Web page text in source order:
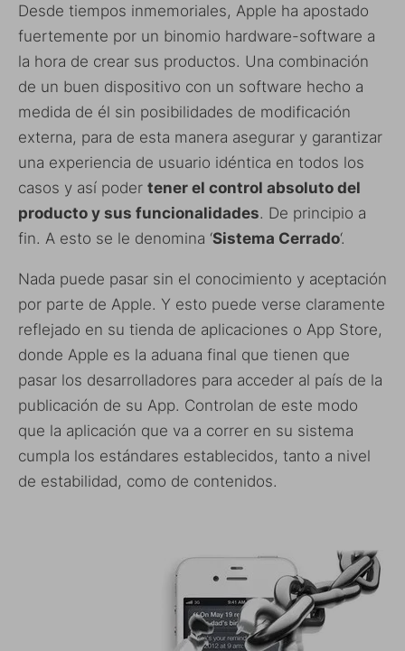
Desde tiempos inmemoriales, Apple ha apostado
fuertemente por un binomio hardware-software a
la hora de crear sus productos. Una combinación
de un buen dispositivo con un software hecho a
medida de él sin posibilidades de modificación
externa, para de esta manera asegurar y garantizar
una experiencia de usuario idéntica en todos los
casos y así poder tener el control absoluto del
producto y sus funcionalidades. De principio a
fin. A esto se le denomina ‘Sistema Cerrado‘.
Nada puede pasar sin el conocimiento y aceptación
por parte de Apple. Y esto puede verse claramente
reflejado en su tienda de aplicaciones o App Store,
donde Apple es la aduana final que tienen que
pasar los desarrolladores para acceder al país de la
publicación de su App. Controlan de este modo
que la aplicación que va a correr en su sistema
cumpla los estándares establecidos, tanto a nivel
de estabilidad, como de contenidos.